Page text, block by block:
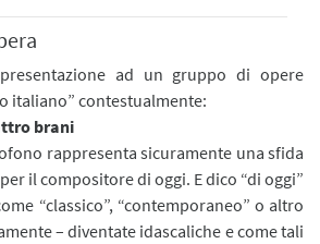
ad un gruppo di opere
italiano” contestualmente:
brani
rappresenta sicuramente una sfida
il compositore di oggi. E dico “di oggi”
“classico”, “contemporaneo” o altro
– diventate idascaliche e come tali